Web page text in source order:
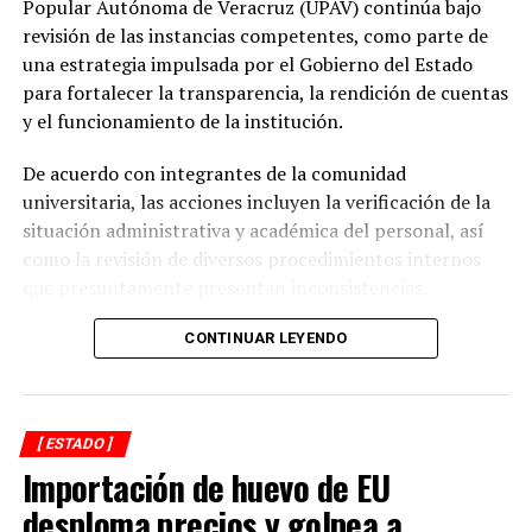
gestionando recursos y proyectos que contribuyan al
desarrollo del municipio y al bienestar de las familias
alvaradeñas”.
Por último, reconoció y agradeció a la gobernadora del
Alvarado, así como a personal directivo de la CFE por la
disposición y coordinación institucional para impulsar
estas importantes acciones en beneficio del municipio.
Popular Autónoma de Veracruz (UPAV) continúa bajo
revisión de las instancias competentes, como parte de
una estrategia impulsada por el Gobierno del Estado
para fortalecer la transparencia, la rendición de cuentas
y el funcionamiento de la institución.
De acuerdo con integrantes de la comunidad
universitaria, las acciones incluyen la verificación de la
situación administrativa y académica del personal, así
como la revisión de diversos procedimientos internos
Entre los aspectos que son objeto de análisis se
simultáneas en distintos centros de estudio, la
validación de documentación académica de directivos,
adeudos en la entrega de calificaciones, denuncias por
presuntos cobros indebidos relacionados con
certificados y asesorías de titulación, así como la
CONTINUAR LEYENDO
[ ESTADO ]
Importación de huevo de EU